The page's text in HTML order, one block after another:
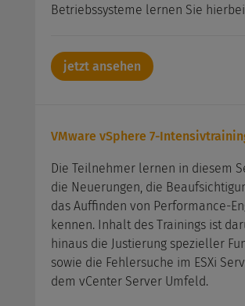
Betriebssysteme lernen Sie
jetzt ansehen
VMware vSphere 7-
Die Teilnehmer lernen in diesem
die Neuerungen, die
das Auffinden von Performance-
kennen. Inhalt des Trainings ist
hinaus die Justierung spezieller
sowie die Fehlersuche im ESXi
dem vCenter Server Umfeld.